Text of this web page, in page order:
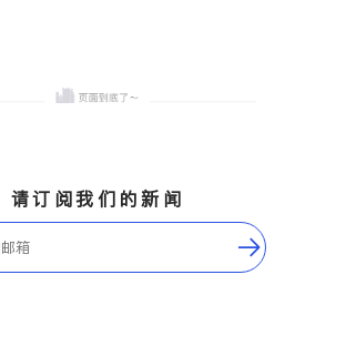
请订阅我们的新闻